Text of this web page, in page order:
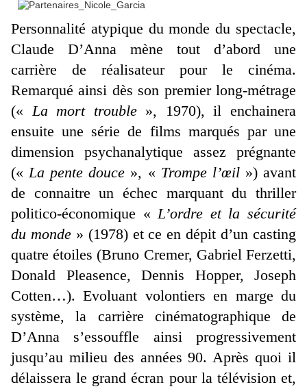
Personnalité atypique du monde du spectacle,
Claude D’Anna mène tout d’abord une
carrière de réalisateur pour le cinéma.
Remarqué ainsi dès son premier long-métrage
(«La mort trouble», 1970), il enchainera
ensuite une série de films marqués par une
dimension psychanalytique assez prégnante
(«La pente douce », « Trompe l’œil») avant
de connaitre un échec marquant du thriller
politico-économique «L’ordre et la sécurité
du monde» (1978) et ce en dépit d’un casting
quatre étoiles (Bruno Cremer, Gabriel Ferzetti,
Donald Pleasence, Dennis Hopper, Joseph
Cotten…). Evoluant volontiers en marge du
système, la carrière cinématographique de
D’Anna s’essouffle ainsi progressivement
jusqu’au milieu des années 90. Après quoi il
délaissera le grand écran pour la télévision et,